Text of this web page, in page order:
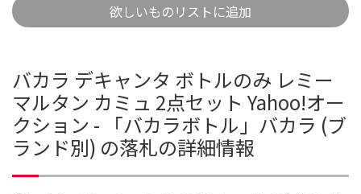
欲しいものリストに追加
バカラ デキャンタ ボトルのみ レミー
マルタン カミュ 2点セット Yahoo!オー
クション - 「バカラボトル」バカラ (ブ
ランド別) の落札の詳細情報